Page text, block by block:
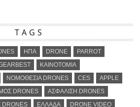
TAGS
ΗΠΑ DRONE
PARROT
ΚΑΙΝΟΤΟΜΙΑ
ΝΟΜΟΘΕΣΙΑ DRONES CES
APPLE
DRONES
ΑΣΦΑΛΙΣΗ DRONES
ΕΛΛΑΔΑ
DRONE VIDEO